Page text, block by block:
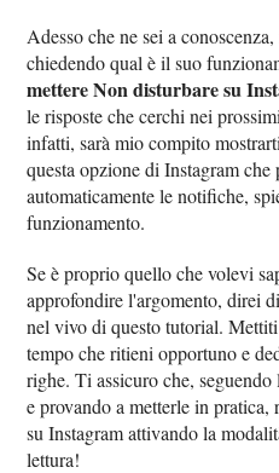
Adesso che ne sei a
chiedendo qual è il suo
mettere Non disturbare su
le risposte che cerchi nei
infatti, sarà mio compito
questa opzione di Instagram che
automaticamente le notifiche,
funzionamento.
Se è proprio quello che volevi
approfondire l'argomento, direi
nel vivo di questo tutorial.
tempo che ritieni opportuno e
righe. Ti assicuro che,
e provando a metterle in
su Instagram attivando la
lettura!